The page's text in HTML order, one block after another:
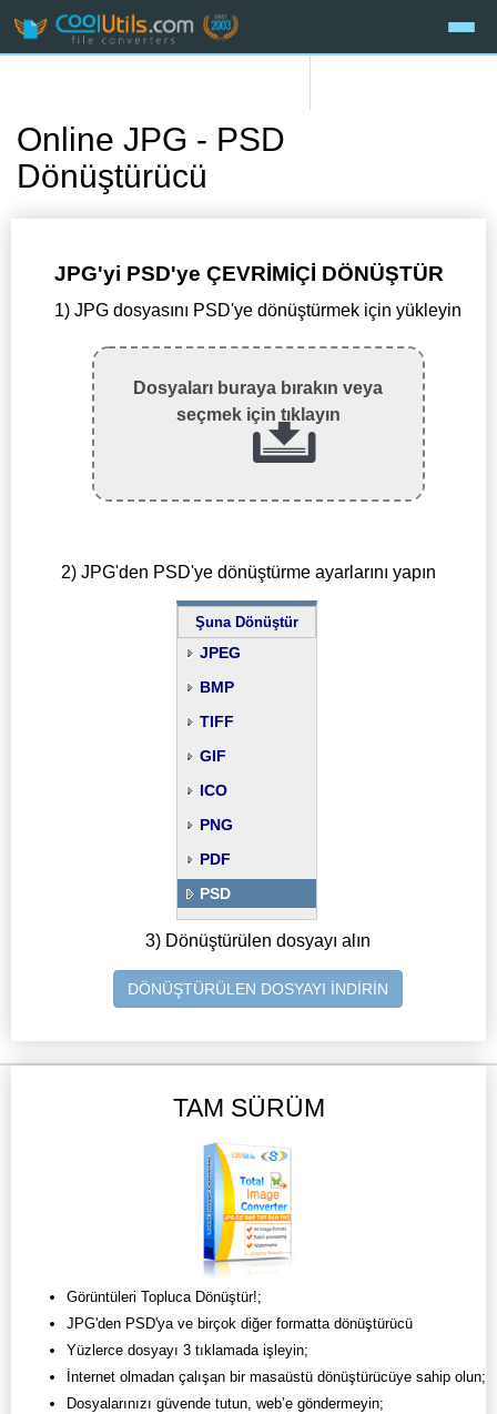
Online JPG - PSD
Dönüştürücü
JPG'yi PSD'ye ÇEVRİMİÇİ DÖNÜŞTÜR
1) JPG dosyasını PSD'ye dönüştürmek için yükleyin
Dosyaları buraya bırakın veya
seçmek için tıklayın
2) JPG'den PSD'ye dönüştürme ayarlarını yapın
Şuna Dönüştür
JPEG
BMP
TIFF
GIF
ICO
PNG
PDF
PSD
3) Dönüştürülen dosyayı alın
DÖNÜŞTÜRÜLEN DOSYAYI İNDİRİN
TAM SÜRÜM
Görüntüleri Topluca Dönüştür!;
JPG'den PSD'ya ve birçok diğer formatta dönüştürücü
Yüzlerce dosyayı 3 tıklamada işleyin;
İnternet olmadan çalışan bir masaüstü dönüştürücüye sahip olun;
Dosyalarınızı güvende tutun, web’e göndermeyin;